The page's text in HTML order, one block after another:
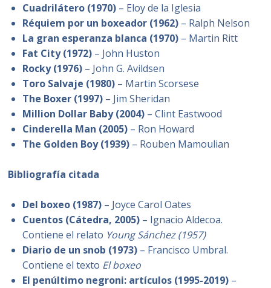
Cuadrilátero (1970) – Eloy de la Iglesia
Réquiem por un boxeador (1962) – Ralph Nelson
La gran esperanza blanca (1970) – Martin Ritt
Fat City (1972) – John Huston
Rocky (1976) – John G. Avildsen
Toro Salvaje (1980) – Martin Scorsese
The Boxer (1997) – Jim Sheridan
Million Dollar Baby (2004) – Clint Eastwood
Cinderella Man (2005) – Ron Howard
The Golden Boy (1939) – Rouben Mamoulian
Bibliografía citada
Del boxeo (1987) – Joyce Carol Oates
Cuentos (Cátedra, 2005) – Ignacio Aldecoa.
Contiene el relato Young Sánchez (1957)
Diario de un snob (1973) – Francisco Umbral.
Contiene el texto El boxeo
El penúltimo negroni: artículos (1995-2019) –